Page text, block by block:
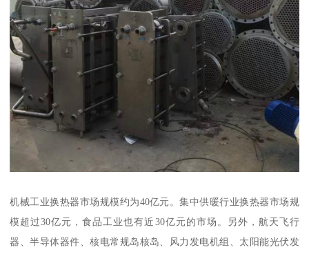
机械工业换热器市场规模约为40亿元。集中供暖行业换热器市场规
模超过30亿元，食品工业也有近30亿元的市场。另外，航天飞行
器、半导体器件、核电常规岛核岛、风力发电机组、太阳能光伏发